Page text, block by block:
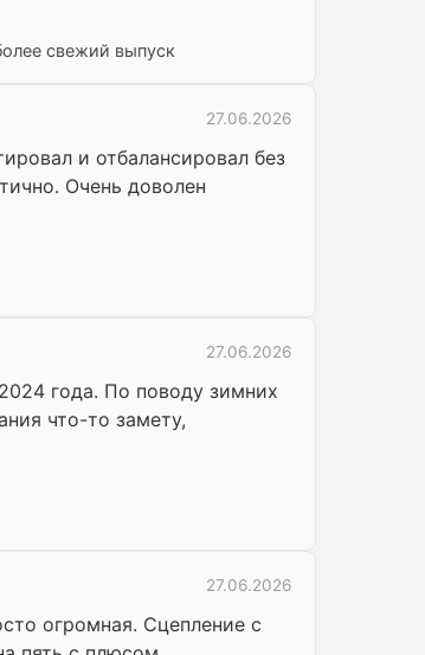
свежий выпуск
27.06.2026
и отбалансировал без
Очень доволен
27.06.2026
года. По поводу зимних
что-то замету,
27.06.2026
огромная. Сцепление с